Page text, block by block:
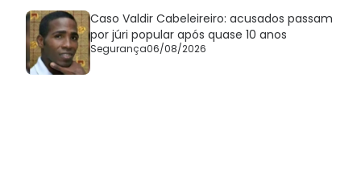
Caso Valdir Cabeleireiro: acusados passam
por júri popular após quase 10 anos
Segurança06/08/2026